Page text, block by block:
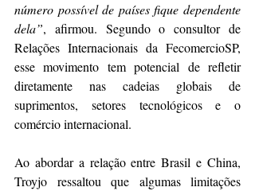
número possível de países fique dependente
dela”, afirmou. Segundo o consultor de
Relações Internacionais da FecomercioSP,
esse movimento tem potencial de refletir
diretamente nas cadeias globais de
suprimentos, setores tecnológicos e o
comércio internacional.
Ao abordar a relação entre Brasil e China,
Troyjo ressaltou que algumas limitações